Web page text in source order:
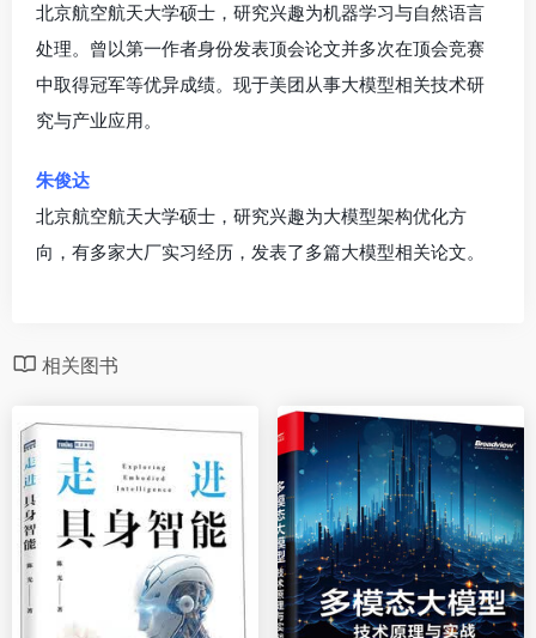
北京航空航天大学硕士，研究兴趣为机器学习与自然语言
处理。曾以第一作者身份发表顶会论文并多次在顶会竞赛
中取得冠军等优异成绩。现于美团从事大模型相关技术研
究与产业应用。
朱俊达
北京航空航天大学硕士，研究兴趣为大模型架构优化方
向，有多家大厂实习经历，发表了多篇大模型相关论文。
相关图书